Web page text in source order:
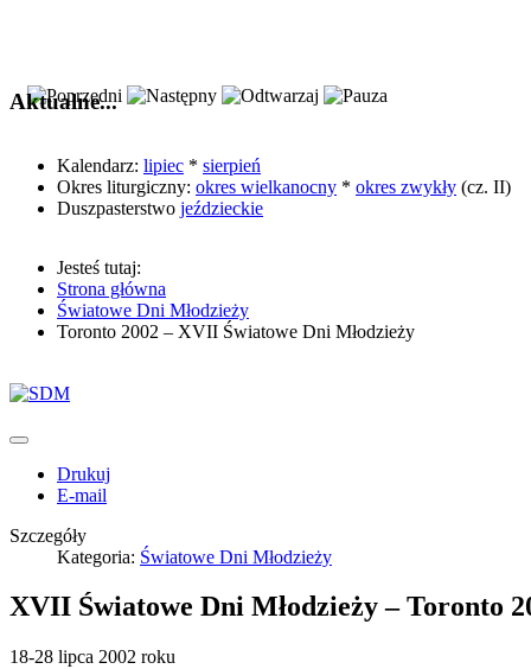
Aktualne...
Kalendarz: lipiec * sierpień
Okres liturgiczny: okres wielkanocny * okres zwykły (cz. II)
Duszpasterstwo jeździeckie
Jesteś tutaj:
Strona główna
Światowe Dni Młodzieży
Toronto 2002 – XVII Światowe Dni Młodzieży
Drukuj
E-mail
Szczegóły
Kategoria: Światowe Dni Młodzieży
XVII Światowe Dni Młodzieży – Toronto
18-28 lipca 2002 roku